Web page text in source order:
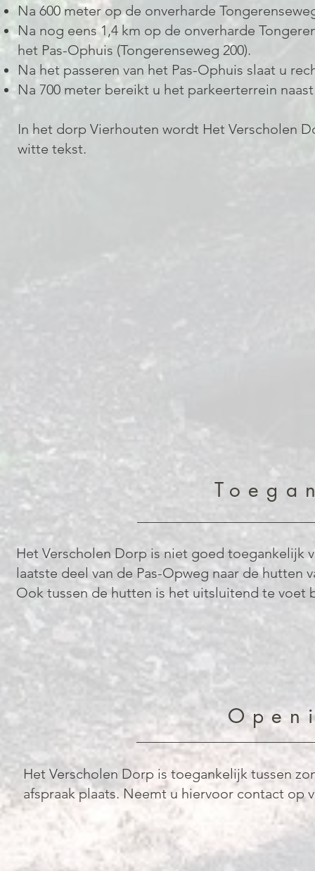
Na 600 meter op de onverharde
Na nog eens 1,4 km op de onverharde
het Pas-Ophuis (Tongerenseweg 200).
Na het passeren van het Pas-Ophuis slaat u
Na 700 meter bereikt u het parkeerterrein
In het dorp Vierhouten wordt Het Verscholen
witte tekst.
Het Verscholen Dorp is niet goed toegankelijk
laatste deel van de Pas-Opweg naar de hutten
Ook tussen de hutten is het uitsluitend te voet
Het Verscholen Dorp is toegankelijk tussen
afspraak plaats. Neemt u hiervoor contact op